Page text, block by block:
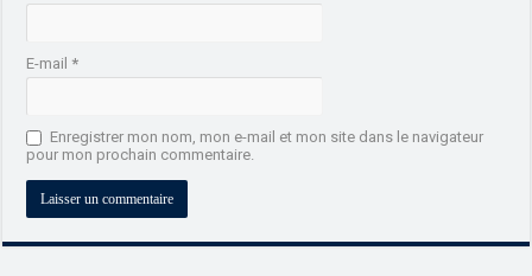
E-mail*
Enregistrer mon nom, mon e-mail et mon site dans le navigateur
pour mon prochain commentaire.